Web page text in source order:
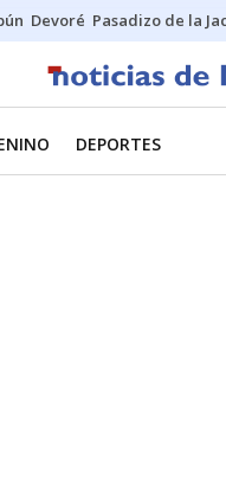
Devoré Pasadizo de la
DEPORTES